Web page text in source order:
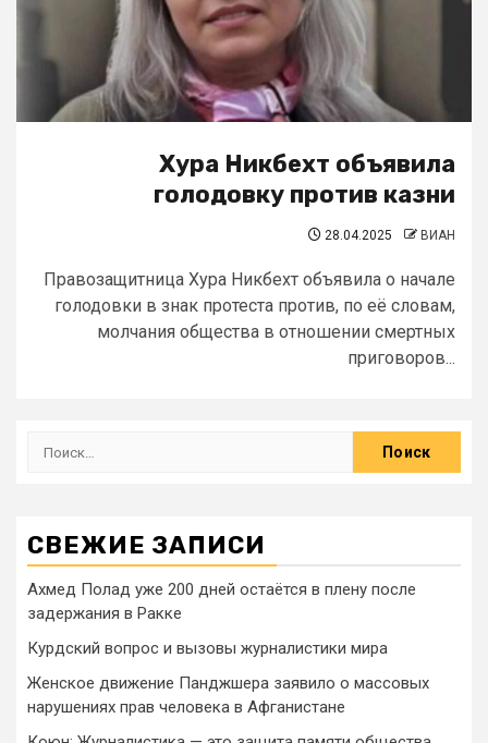
Хура Никбехт объявила
голодовку против казни
28.04.2025 ВИАН
Правозащитница Хура Никбехт объявила о начале
голодовки в знак протеста против, по её словам,
молчания общества в отношении смертных
приговоров...
СВЕЖИЕ ЗАПИСИ
Ахмед Полад уже 200 дней остаётся в плену после
задержания в Ракке
Курдский вопрос и вызовы журналистики мира
Женское движение Панджшера заявило о массовых
нарушениях прав человека в Афганистане